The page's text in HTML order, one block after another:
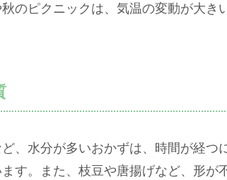
のピクニックは、気温の変動が大き
、水分が多いおかずは、時間が経つ
す。また、枝豆や唐揚げなど、形が